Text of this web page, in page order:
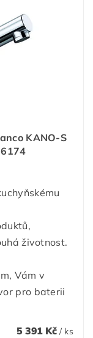
KANO-S
životnost.
Vám v
pro baterii
5 391 Kč / ks